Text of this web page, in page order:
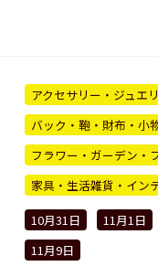
アクセサリー・ジュエ
バック・鞄・財布・小
フラワー・ガーデン・
家具・生活雑貨・イン
10月31日
11月1日
11月9日